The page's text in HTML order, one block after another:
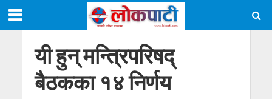
यी हुन् मन्त्रिपरिषद्
बैठकका १४ निर्णय